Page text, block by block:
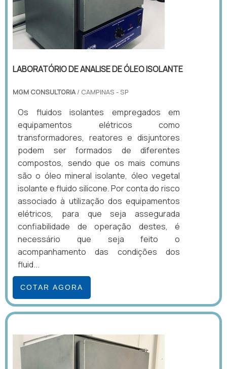
LABORATÓRIO DE ANALISE DE ÓLEO ISOLANTE
MGM CONSULTORIA/ CAMPINAS - SP
Os fluidos isolantes empregados em
equipamentos elétricos como
transformadores, reatores e disjuntores
podem ser formados de diferentes
compostos, sendo que os mais comuns
são o óleo mineral isolante, óleo vegetal
isolante e fluido silicone. Por conta do risco
associado à utilização dos equipamentos
elétricos, para que seja assegurada
confiabilidade de operação destes, é
necessário que seja feito o
acompanhamento das condições dos
fluid...
COTAR AGORA